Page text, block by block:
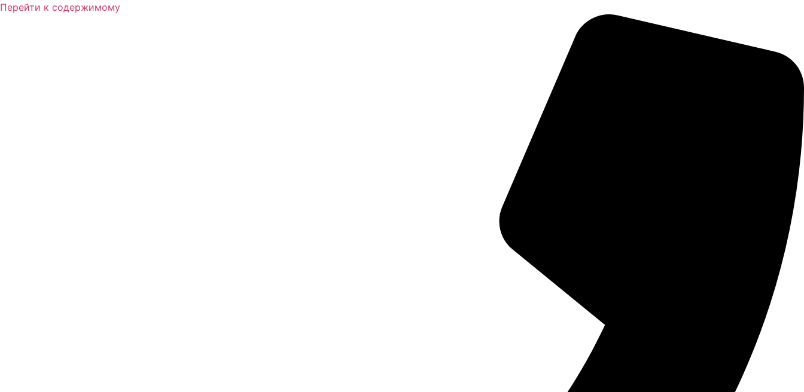
Перейти к содержимому